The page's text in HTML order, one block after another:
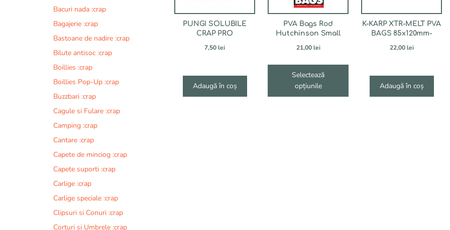
PUNGI SOLUBILE
CRAP PRO
7,50lei
Adaugă în coș
PVA Bags Rod
Hutchinson Small
21,00lei
Selectează
opțiunile
produsului.
K-KARP XTR-MELT PVA
BAGS 85x120mm-
22,00lei
Adaugă în coș
Bacuri nada :crap
Bagajerie :crap
Bastoane de nadire :crap
Bilute antisoc :crap
Boillies :crap
Boillies Pop-Up :crap
Buzzbari :crap
Cagule si Fulare :crap
Camping :crap
Cantare :crap
Capete de minciog :crap
Capete suporti :crap
Carlige :crap
Carlige speciale :crap
Clipsuri si Conuri :crap
Corturi si Umbrele :crap